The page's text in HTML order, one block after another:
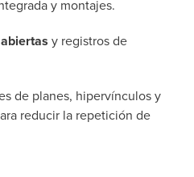
y montajes.
y registros de
de planes, hipervínculos y
reducir la repetición de